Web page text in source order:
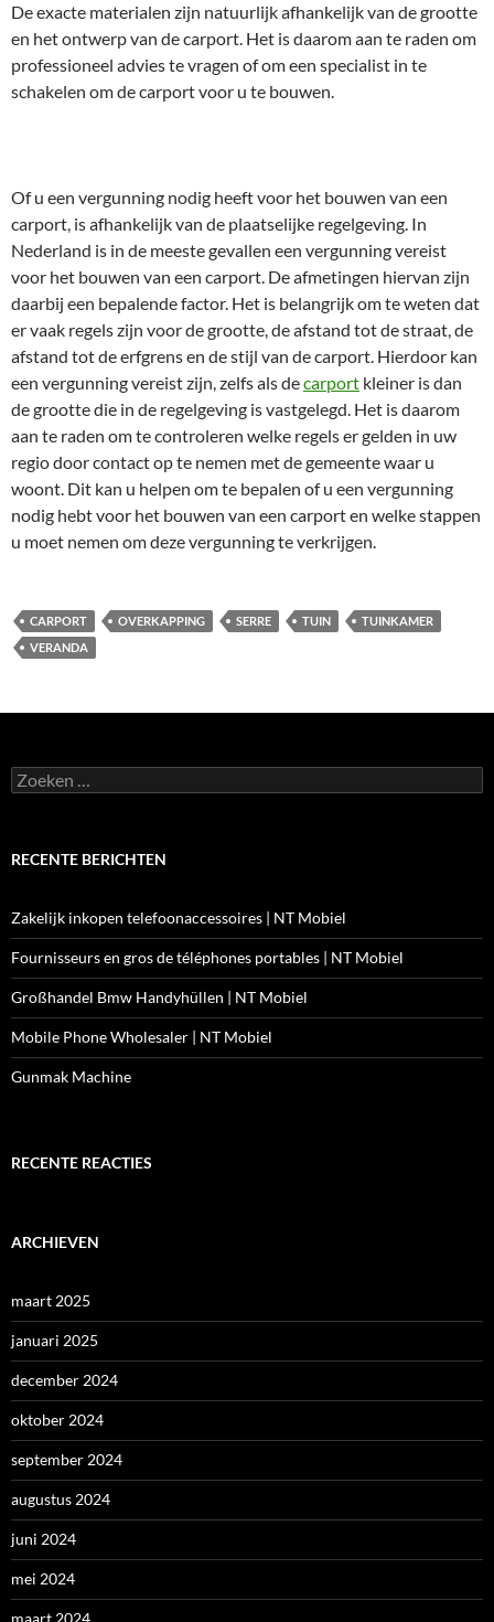
De exacte materialen zijn natuurlijk afhankelijk van de grootte
en het ontwerp van de carport. Het is daarom aan te raden om
professioneel advies te vragen of om een specialist in te
schakelen om de carport voor u te bouwen.
Of u een vergunning nodig heeft voor het bouwen van een
carport, is afhankelijk van de plaatselijke regelgeving. In
Nederland is in de meeste gevallen een vergunning vereist
voor het bouwen van een carport. De afmetingen hiervan zijn
daarbij een bepalende factor. Het is belangrijk om te weten dat
er vaak regels zijn voor de grootte, de afstand tot de straat, de
afstand tot de erfgrens en de stijl van de carport. Hierdoor kan
een vergunning vereist zijn, zelfs als decarport kleiner is dan
de grootte die in de regelgeving is vastgelegd. Het is daarom
aan te raden om te controleren welke regels er gelden in uw
regio door contact op te nemen met de gemeente waar u
woont. Dit kan u helpen om te bepalen of u een vergunning
nodig hebt voor het bouwen van een carport en welke stappen
u moet nemen om deze vergunning te verkrijgen.
CARPORT OVERKAPPING SERRE TUIN
TUINKAMER
VERANDA
Zoeken
naar:
RECENTE BERICHTEN
Zakelijk inkopen telefoonaccessoires | NT Mobiel
Fournisseurs en gros de téléphones portables | NT Mobiel
Großhandel Bmw Handyhüllen | NT Mobiel
Mobile Phone Wholesaler | NT Mobiel
Gunmak Machine
RECENTE REACTIES
ARCHIEVEN
maart 2025
januari 2025
december 2024
oktober 2024
september 2024
augustus 2024
juni 2024
mei 2024
maart 2024